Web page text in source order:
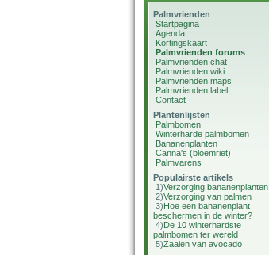
Palmvrienden
Startpagina
Agenda
Kortingskaart
Palmvrienden forums
Palmvrienden chat
Palmvrienden wiki
Palmvrienden maps
Palmvrienden label
Contact
Plantenlijsten
Palmbomen
Winterharde palmbomen
Bananenplanten
Canna's (bloemriet)
Palmvarens
Populairste artikels
1)Verzorging bananenplanten
2)Verzorging van palmen
3)Hoe een bananenplant
beschermen in de winter?
4)De 10 winterhardste
palmbomen ter wereld
5)Zaaien van avocado